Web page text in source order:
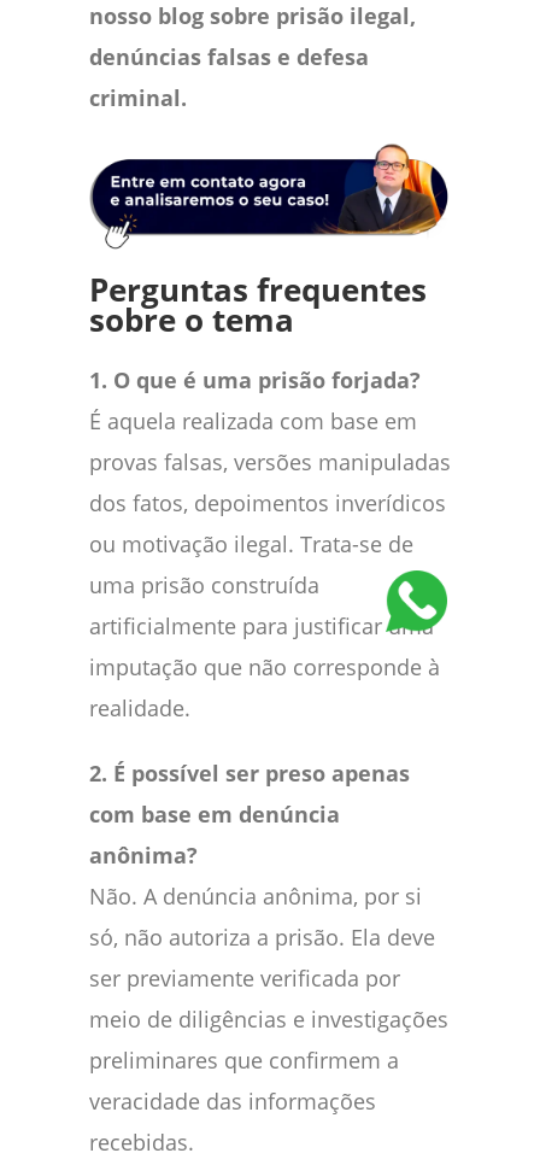
nosso blog sobre prisão ilegal,
denúncias falsas e defesa
criminal.
Perguntas frequentes
sobre o tema
1. O que é uma prisão forjada?
É aquela realizada com base em
provas falsas, versões manipuladas
dos fatos, depoimentos inverídicos
ou motivação ilegal. Trata-se de
uma prisão construída
artificialmente para justificar uma
imputação que não corresponde à
realidade.
2. É possível ser preso apenas
com base em denúncia
anônima?
Não. A denúncia anônima, por si
só, não autoriza a prisão. Ela deve
ser previamente verificada por
meio de diligências e investigações
preliminares que confirmem a
veracidade das informações
recebidas.